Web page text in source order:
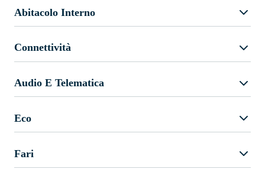
Abitacolo Interno
Connettività
Audio E Telematica
Eco
Fari